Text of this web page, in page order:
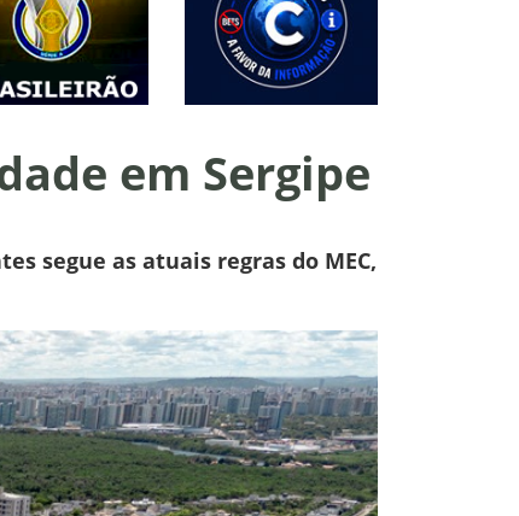
em Sergipe
segue as atuais regras do MEC,